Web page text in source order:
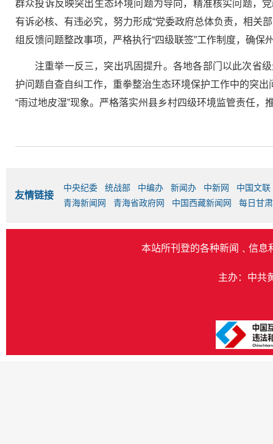
群众投诉反映突出生态环境问题为导向，精准核实问题，
有诉必核、有违必究，努力形成“党委政府总体负责，相关
组反馈问题整改事项，严格执行“四级联签”工作制度，确
注重举一反三，突出巩固提升。各地各部门以此次省
护问题自查自纠工作，重拳整治生态环境保护工作中的突出
“雨过地皮湿”现象。严格落实州县乡村四级环境监管责任
友情链接
中央纪委 统战部 中编办 新闻办 中新网
中国文联
青海新闻网
青海省政府网 中国西藏新闻网 每日甘
本站所刊登的各种新闻﹑信息
主办：中共